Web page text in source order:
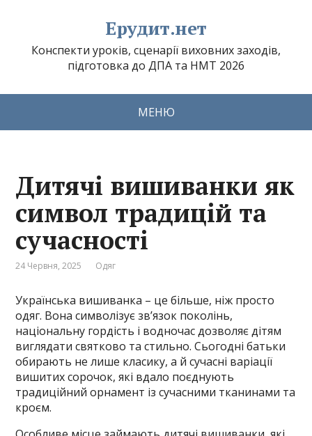
Ерудит.нет
Конспекти уроків, сценарії виховних заходів,
підготовка до ДПА та НМТ 2026
МЕНЮ
Дитячі вишиванки як
символ традицій та
сучасності
24 Червня, 2025 Одяг
Українська вишиванка – це більше, ніж просто
одяг. Вона символізує зв’язок поколінь,
національну гордість і водночас дозволяє дітям
виглядати святково та стильно. Сьогодні батьки
обирають не лише класику, а й сучасні варіації
вишитих сорочок, які вдало поєднують
традиційний орнамент із сучасними тканинами та
кроєм.